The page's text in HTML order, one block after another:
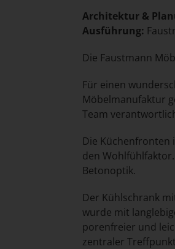
Architektur &
Ausführung:
Die Faustmann
Für einen
Möbelmanufaktur
Team
Die Küchenfronten
den
Betonoptik.
Der Kühlschrank
wurde mit
porenfreier und
zentraler